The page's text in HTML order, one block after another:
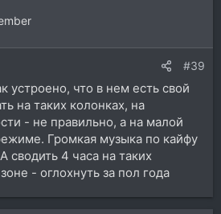
#39
устроено, что в нем есть свой
на таких колонках, на
- не правильно, а на малой
Громкая музыка по кайфу
сводить 4 часа на таких
- оглохнуть за пол года